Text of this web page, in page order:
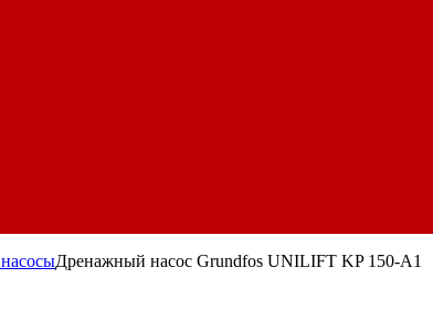
Дренажный насос Grundfos UNILIFT KP 150-A1